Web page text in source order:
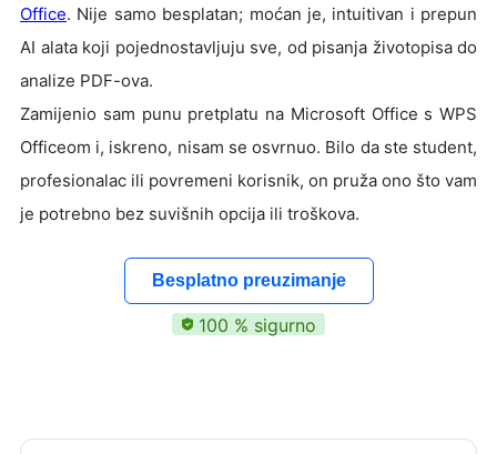
Office. Nije samo besplatan; moćan je, intuitivan i prepun
AI alata koji pojednostavljuju sve, od pisanja životopisa do
analize PDF-ova.
Zamijenio sam punu pretplatu na Microsoft Office s WPS
Officeom i, iskreno, nisam se osvrnuo. Bilo da ste student,
profesionalac ili povremeni korisnik, on pruža ono što vam
je potrebno bez suvišnih opcija ili troškova.
Besplatno preuzimanje
100 % sigurno